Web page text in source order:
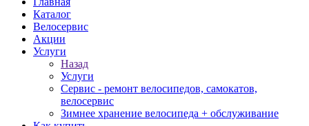
Каталог
Велосервис
Акции
Услуги
Назад
Услуги
Сервис - ремонт велосипедов, самокатов,
велосервис
Зимнее хранение велосипеда + обслуживание